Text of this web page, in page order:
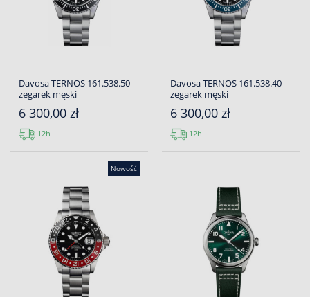
Davosa TERNOS 161.538.50 -
zegarek męski
6 300,00 zł
12h
Davosa TERNOS 161.538.40 -
zegarek męski
6 300,00 zł
12h
Nowość